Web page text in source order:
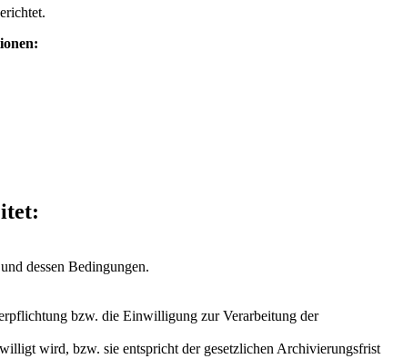
dessen Bedingungen.
bzw. die Einwilligung zur Verarbeitung der
wird, bzw. sie entspricht der gesetzlichen Archivierungsfrist